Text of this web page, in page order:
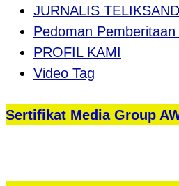
JURNALIS
Pedoman
PROFIL KAMI
Video Tag
Sertifikat Media Group